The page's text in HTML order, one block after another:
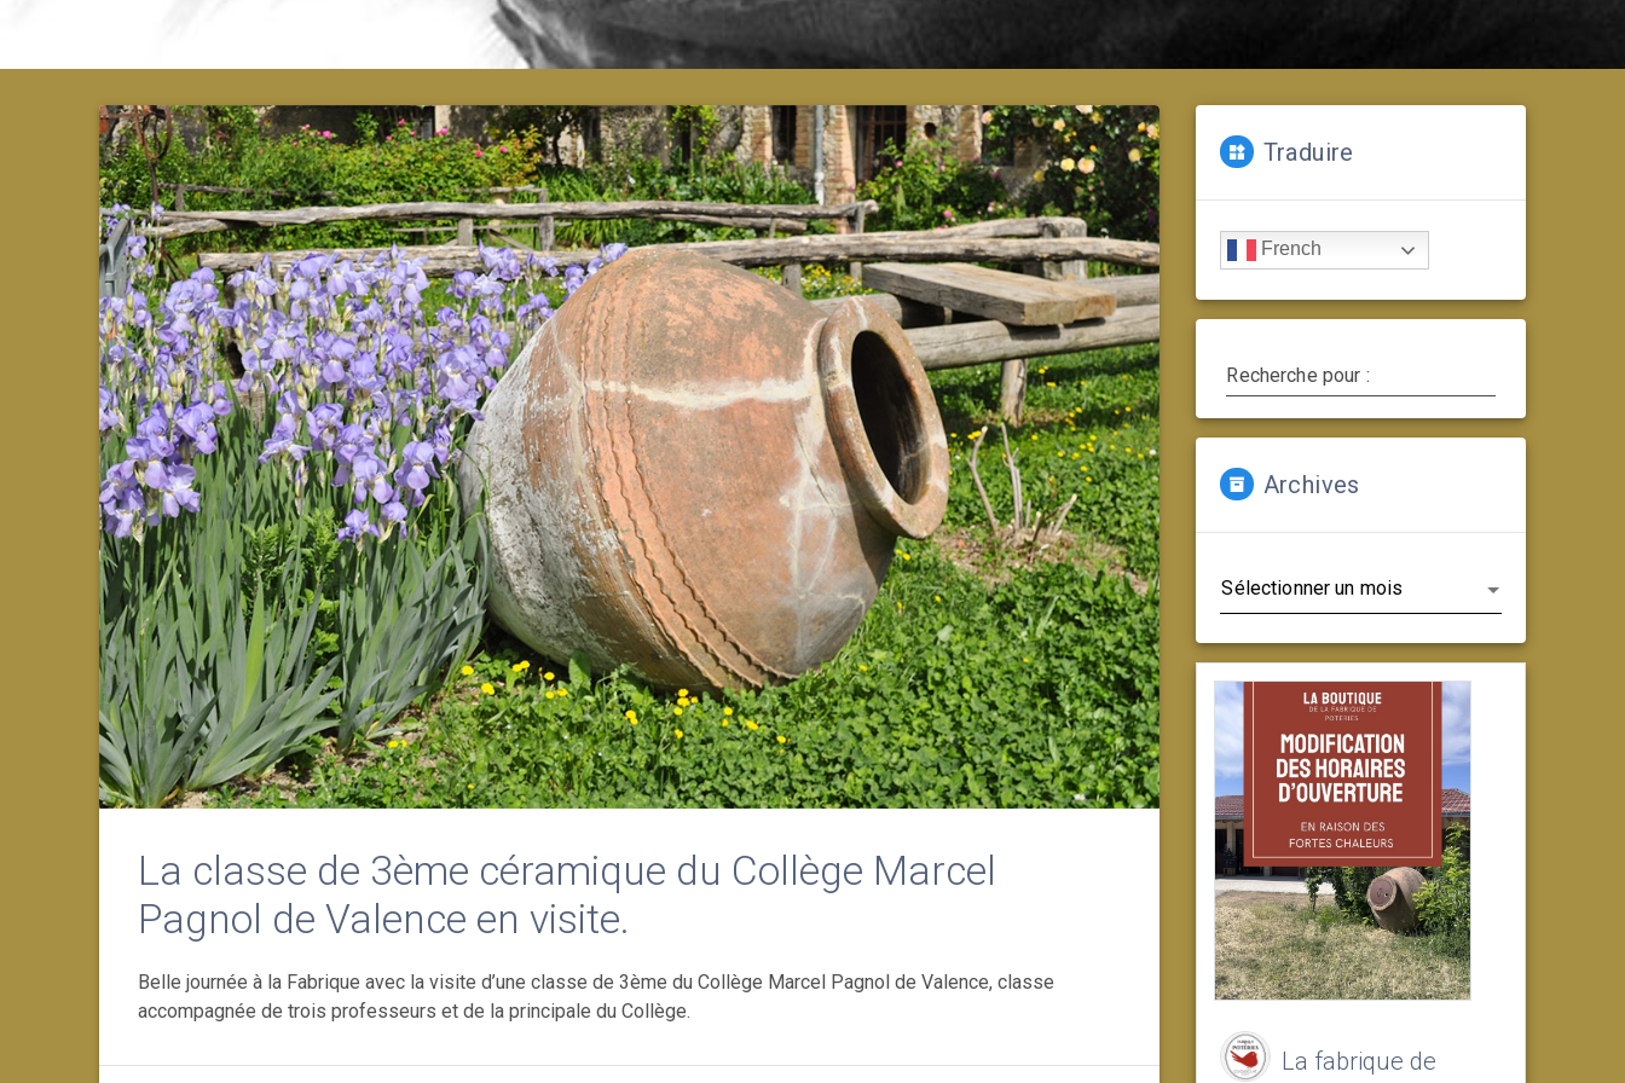
La classe de 3ème céramique du Collège Marcel
Pagnol de Valence en visite.
Belle journée à la Fabrique avec la visite d’une classe de 3ème du Collège Marcel Pagnol de Valence, classe
accompagnée de trois professeurs et de la principale du Collège.
Traduire
French
Recherche pour :
Archives
La fabrique de